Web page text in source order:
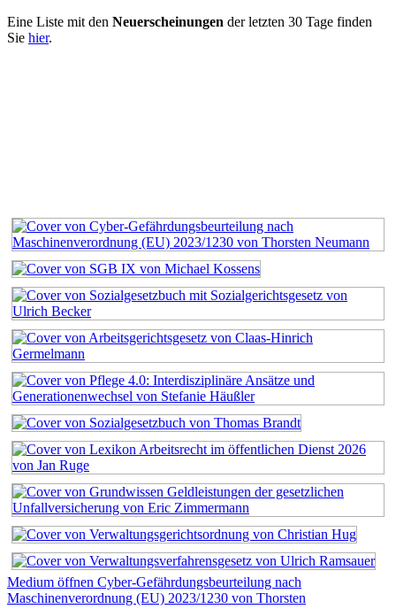
Eine Liste mit den Neuerscheinungen der letzten 30 Tage finden
Sie hier.
Medium öffnen Cyber-Gefährdungsbeurteilung nach
Maschinenverordnung (EU) 2023/1230 von Thorsten